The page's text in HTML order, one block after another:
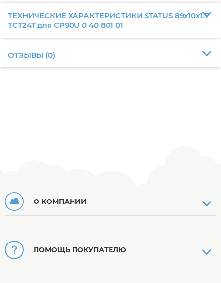
ТЕХНИЧЕСКИЕ ХАРАКТЕРИСТИКИ STATUS 89х10х1.7
ТСТ24Т для CP90U 0 40 801 01
ОТЗЫВЫ (0)
О КОМПАНИИ
ПОМОЩЬ ПОКУПАТЕЛЮ